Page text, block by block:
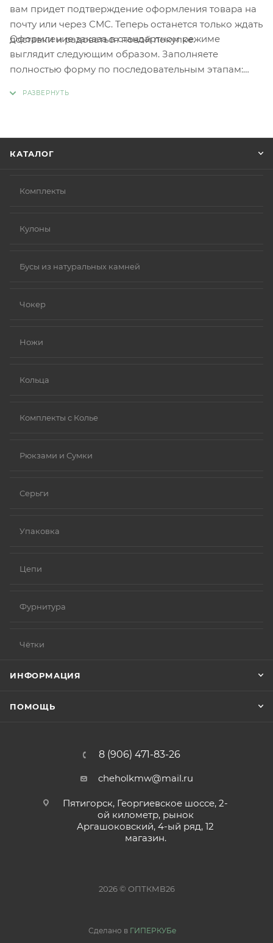
вам придет подтверждение оформления товара на
почту или через СМС. Теперь останется только ждать
доставки и радоваться новой покупке.
Оформление заказа в стандартном режиме
выглядит следующим образом. Заполняете
полностью форму по последовательным этапам:
КАТАЛОГ
Комплекты
Кулоны
Бусы из натуральных камней
Чокер
Ножи
Кольца
Комплекты с Колье
Рюкзами и Сумки
Серьги
Упаковка
Цепи
Фурнитура
Чётки
ИНФОРМАЦИЯ
ПОМОЩЬ
8 (906) 471-83-26
cheholkmw@mail.ru
Пятигорск, Георгиевское шоссе, 2-
ой километр, рынок
Аргашоковский, 4-ый ряд, 12
магазин.
2026 © ОПТКМВ26
Сделано в ГИПЕРКУБе